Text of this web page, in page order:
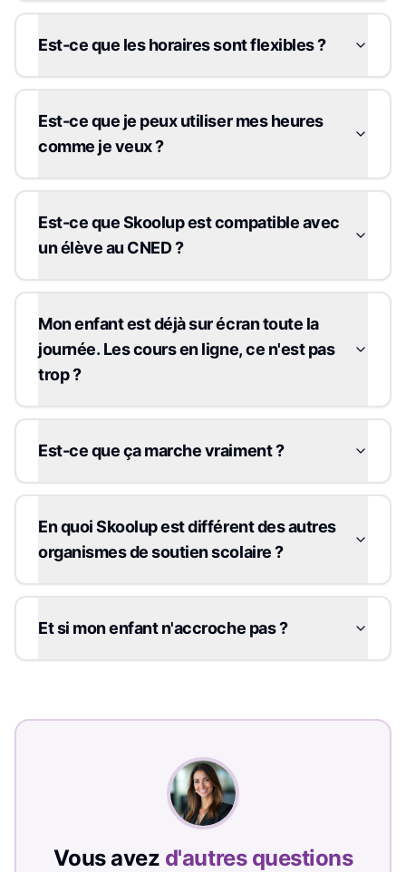
Est-ce que les horaires sont flexibles ?
Est-ce que je peux utiliser mes heures
comme je veux ?
Est-ce que Skoolup est compatible avec
un élève au CNED ?
Mon enfant est déjà sur écran toute la
journée. Les cours en ligne, ce n'est pas
trop ?
Est-ce que ça marche vraiment ?
En quoi Skoolup est différent des autres
organismes de soutien scolaire ?
Et si mon enfant n'accroche pas ?
Vous avez d'autres questions